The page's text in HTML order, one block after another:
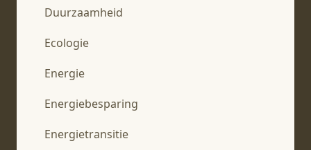
Duurzaamheid
Ecologie
Energie
Energiebesparing
Energietransitie